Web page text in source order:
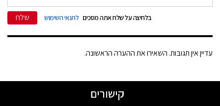
בלחיצה על שלח אתה מסכים לתנאי השימוש שלח
עדיין אין תגובות. השאירו את ההערה הראשונה.
קישורים